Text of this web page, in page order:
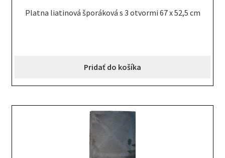
Platna liatinová šporáková s 3 otvormi 67 x 52,5 cm
Pridať do košíka